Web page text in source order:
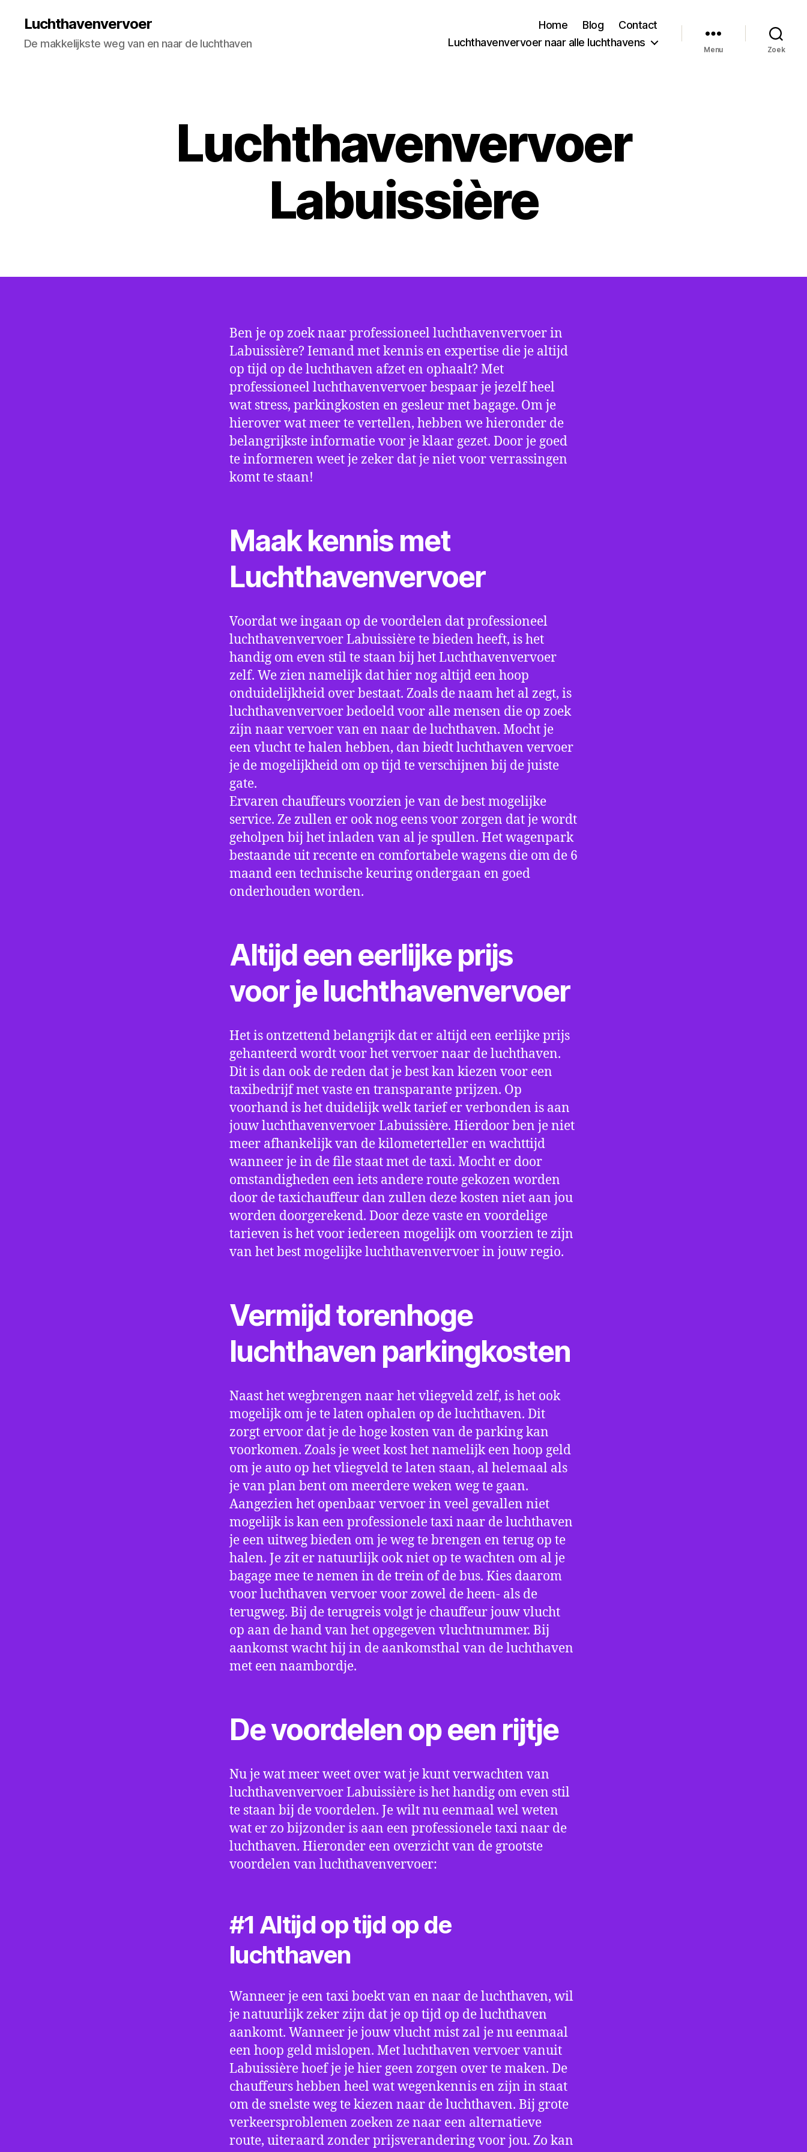
Luchthavenvervoer
De makkelijkste weg van en naar de luchthaven
Home Blog
Contact
Luchthavenvervoer naar alle luchthavens
Menu Zoek
Luchthavenvervoer
Labuissière
Ben je op zoek naar professioneel luchthavenvervoer in
Labuissière? Iemand met kennis en expertise die je altijd
op tijd op de luchthaven afzet en ophaalt? Met
professioneel luchthavenvervoer bespaar je jezelf heel
wat stress, parkingkosten en gesleur met bagage. Om je
hierover wat meer te vertellen, hebben we hieronder de
belangrijkste informatie voor je klaar gezet. Door je goed
te informeren weet je zeker dat je niet voor verrassingen
komt te staan!
Maak kennis met
Luchthavenvervoer
Voordat we ingaan op de voordelen dat professioneel
luchthavenvervoer Labuissière te bieden heeft, is het
handig om even stil te staan bij het Luchthavenvervoer
zelf. We zien namelijk dat hier nog altijd een hoop
onduidelijkheid over bestaat. Zoals de naam het al zegt, is
luchthavenvervoer bedoeld voor alle mensen die op zoek
zijn naar vervoer van en naar de luchthaven. Mocht je
een vlucht te halen hebben, dan biedt luchthaven vervoer
je de mogelijkheid om op tijd te verschijnen bij de juiste
gate.
Ervaren chauffeurs voorzien je van de best mogelijke
service. Ze zullen er ook nog eens voor zorgen dat je wordt
geholpen bij het inladen van al je spullen. Het wagenpark
bestaande uit recente en comfortabele wagens die om de 6
maand een technische keuring ondergaan en goed
onderhouden worden.
Altijd een eerlijke prijs
voor je luchthavenvervoer
Het is ontzettend belangrijk dat er altijd een eerlijke prijs
gehanteerd wordt voor het vervoer naar de luchthaven.
Dit is dan ook de reden dat je best kan kiezen voor een
taxibedrijf met vaste en transparante prijzen. Op
voorhand is het duidelijk welk tarief er verbonden is aan
jouw luchthavenvervoer Labuissière. Hierdoor ben je niet
meer afhankelijk van de kilometerteller en wachttijd
wanneer je in de file staat met de taxi. Mocht er door
omstandigheden een iets andere route gekozen worden
door de taxichauffeur dan zullen deze kosten niet aan jou
worden doorgerekend. Door deze vaste en voordelige
tarieven is het voor iedereen mogelijk om voorzien te zijn
van het best mogelijke luchthavenvervoer in jouw regio.
Vermijd torenhoge
luchthaven parkingkosten
Naast het wegbrengen naar het vliegveld zelf, is het ook
mogelijk om je te laten ophalen op de luchthaven. Dit
zorgt ervoor dat je de hoge kosten van de parking kan
voorkomen. Zoals je weet kost het namelijk een hoop geld
om je auto op het vliegveld te laten staan, al helemaal als
je van plan bent om meerdere weken weg te gaan.
Aangezien het openbaar vervoer in veel gevallen niet
mogelijk is kan een professionele taxi naar de luchthaven
je een uitweg bieden om je weg te brengen en terug op te
halen. Je zit er natuurlijk ook niet op te wachten om al je
bagage mee te nemen in de trein of de bus. Kies daarom
voor luchthaven vervoer voor zowel de heen- als de
terugweg. Bij de terugreis volgt je chauffeur jouw vlucht
op aan de hand van het opgegeven vluchtnummer. Bij
aankomst wacht hij in de aankomsthal van de luchthaven
met een naambordje.
De voordelen op een rijtje
Nu je wat meer weet over wat je kunt verwachten van
luchthavenvervoer Labuissière is het handig om even stil
te staan bij de voordelen. Je wilt nu eenmaal wel weten
wat er zo bijzonder is aan een professionele taxi naar de
luchthaven. Hieronder een overzicht van de grootste
voordelen van luchthavenvervoer:
#1 Altijd op tijd op de
luchthaven
Wanneer je een taxi boekt van en naar de luchthaven, wil
je natuurlijk zeker zijn dat je op tijd op de luchthaven
aankomt. Wanneer je jouw vlucht mist zal je nu eenmaal
een hoop geld mislopen. Met luchthaven vervoer vanuit
Labuissière hoef je je hier geen zorgen over te maken. De
chauffeurs hebben heel wat wegenkennis en zijn in staat
om de snelste weg te kiezen naar de luchthaven. Bij grote
verkeersproblemen zoeken ze naar een alternatieve
route, uiteraard zonder prijsverandering voor jou. Zo kan